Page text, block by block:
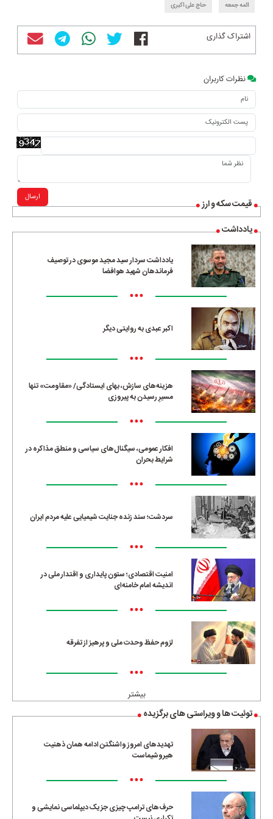
قیمت سکه و ارز
یادداشت
یادداشت سردار سید مجید موسوی در توصیف
فرماندهان شهید هوافضا
•••
اکبر عبدی به روایتی دیگر
•••
هزینه‌های سازش، بهای ایستادگی/ «مقاومت» تنها
مسیرِ رسیدن به پیروزی
•••
افکار عمومی، سیگنال‌های سیاسی و منطق مذاکره در
شرایط بحران
•••
سردشت؛ سند زنده جنایت شیمیایی علیه مردم ایران
•••
امنیت اقتصادی؛ ستون پایداری و اقتدار ملی در
اندیشه امام خامنه‌ای
•••
لزوم حفظ وحدت ملی و پرهیز از تفرقه
•••
بیشتر
توئیت ها و ویراستی های برگزیده
تهدیدهای امروز واشنگتن ادامه همان ذهنیت
هیروشیماست
•••
حرف‌های ترامپ چیزی جز یک دیپلماسی نمایشی و
ائمه جمعه حاج علی اکبری
اشتراک گذاری
نظرات کاربران
ارسال